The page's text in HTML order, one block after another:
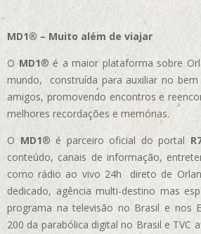
MD1® – Muito além de viajar
O MD1® é a maior plataforma sobre
mundo, construída para auxiliar no
amigos, promovendo encontros e
melhores recordações e memórias.
OMD1® é parceiro oficial do portal
conteúdo, canais de informação,
como rádio ao vivo 24h direto de
dedicado, agência multi-destino mas
programa na televisão no Brasil e nos
200 da parabólica digital no Brasil e TVC